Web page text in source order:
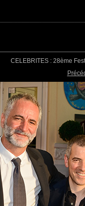
CELEBRITES : 28ème